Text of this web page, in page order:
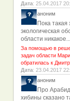
Дата: 25.04.2017
аноним
Пока такая
экологическая
области никакое...
За помощью в
задач области
обратилась к
Дата: 23.04.2017
аноним
Про
хибины сказано